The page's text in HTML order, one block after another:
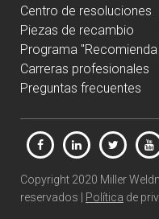
Centro de resoluciones
Piezas de recambio
Programa
Carreras profesionales
Preguntas frecuentes
Copyright 2020 Miller
reservados | Política de